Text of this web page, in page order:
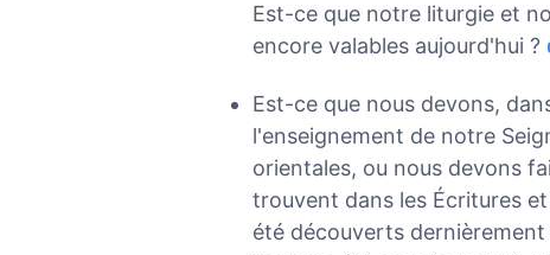
Est-ce que notre liturgie et
encore valables aujourd'hui ?
Est-ce que nous devons,
l'enseignement de notre
orientales, ou nous devons
trouvent dans les Écritures
été découverts